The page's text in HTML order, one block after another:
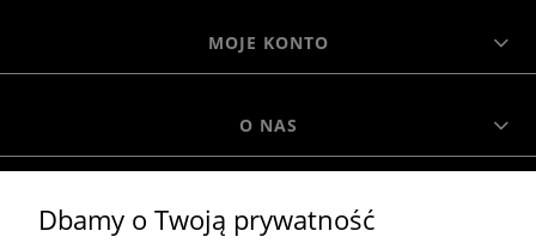
MOJE KONTO
O NAS
MOROWO
Dbamy o Twoją prywatność